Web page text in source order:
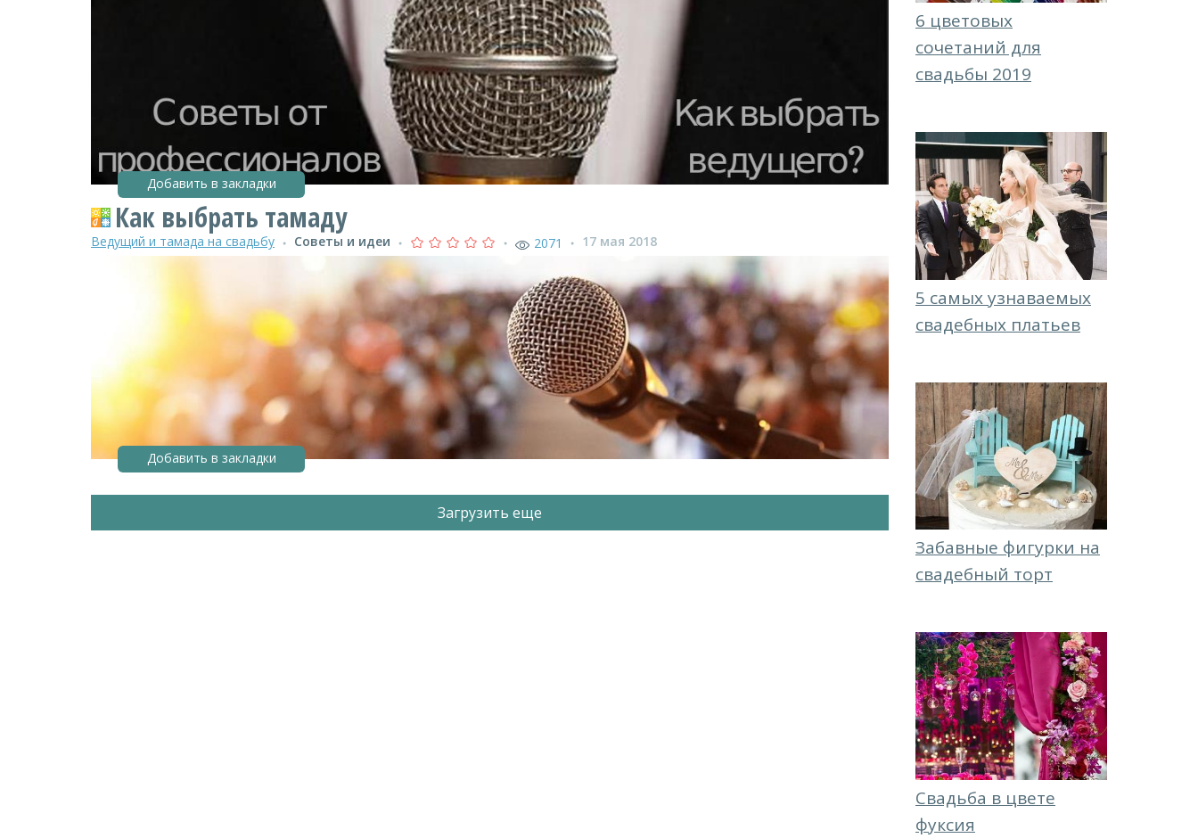
Добавить в закладки
Как выбрать тамаду
Ведущий и тамада на свадьбу ● Советы и идеи ● ● 2071 ● 17 мая 2018
Добавить в закладки
Загрузить еще
6 цветовых
сочетаний для
свадьбы 2019
5 самых узнаваемых
свадебных платьев
Забавные фигурки на
свадебный торт
Свадьба в цвете
фуксия